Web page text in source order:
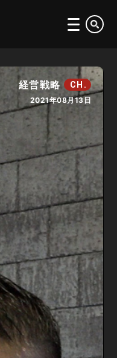
経営戦略 CH.
2021年08月13日